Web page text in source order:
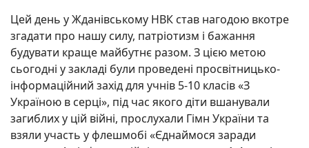
Цей день у Жданівському НВК став нагодою вкотре
згадати про нашу силу, патріотизм і бажання
будувати краще майбутнє разом. З цією метою
сьогодні у закладі були проведені просвітницько-
інформаційний захід для учнів 5-10 класів «З
Україною в серці», під час якого діти вшанували
загиблих у цій війні, прослухали Гімн України та
взяли участь у флешмобі «Єднаймося заради